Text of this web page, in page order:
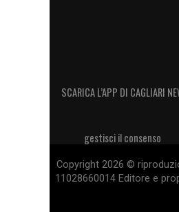
SCARICA L’APP DI CAGLIARI
gestisci il consenso
Copyright 2026 ©
11028660014 Editore e